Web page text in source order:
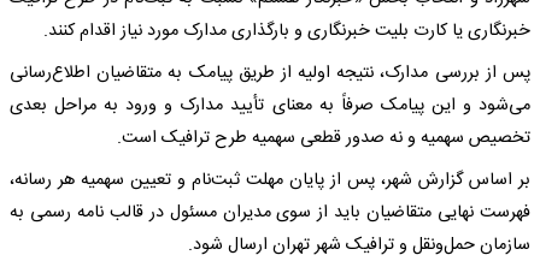
خبرنگاری یا کارت بلیت خبرنگاری و بارگذاری مدارک مورد نیاز اقدام کنند.
پس از بررسی مدارک، نتیجه اولیه از طریق پیامک به متقاضیان اطلاع‌رسانی
می‌شود و این پیامک صرفاً به معنای تأیید مدارک و ورود به مراحل بعدی
تخصیص سهمیه و نه صدور قطعی سهمیه طرح ترافیک است.
بر اساس گزارش شهر، پس از پایان مهلت ثبت‌نام و تعیین سهمیه هر رسانه،
فهرست نهایی متقاضیان باید از سوی مدیران مسئول در قالب نامه رسمی به
سازمان حمل‌ونقل و ترافیک شهر تهران ارسال شود.